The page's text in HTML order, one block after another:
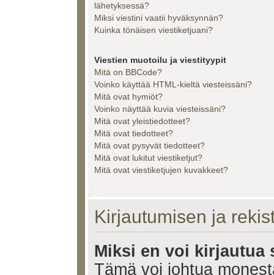
lähetyksessä?
Miksi viestini vaatii hyväksynnän?
Kuinka tönäisen viestiketjuani?
Viestien muotoilu ja viestityypit
Mitä on BBCode?
Voinko käyttää HTML-kieltä viesteissäni?
Mitä ovat hymiöt?
Voinko näyttää kuvia viesteissäni?
Mitä ovat yleistiedotteet?
Mitä ovat tiedotteet?
Mitä ovat pysyvät tiedotteet?
Mitä ovat lukitut viestiketjut?
Mitä ovat viestiketjujen kuvakkeet?
Kirjautumisen ja
Miksi en voi kirjautua
Tämä voi johtua